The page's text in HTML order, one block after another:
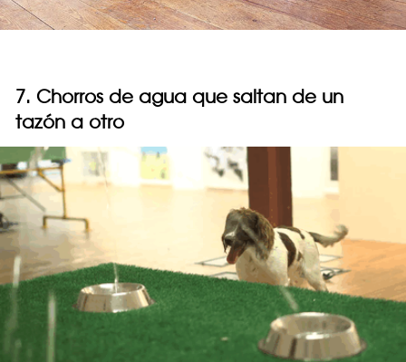
7. Chorros de agua que saltan de un
tazón a otro